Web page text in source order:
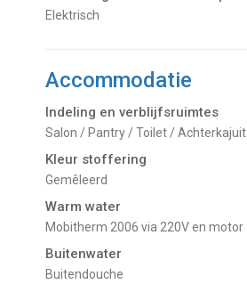
Elektrisch
Accommodatie
Indeling en verblijfsruimtes
Salon / Pantry / Toilet / Achterkajuit
Kleur stoffering
Gemêleerd
Warm water
Mobitherm 2006 via 220V en motor
Buitenwater
buitendouche